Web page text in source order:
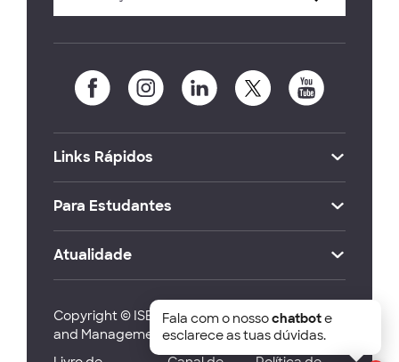
Links Rápidos
Para Estudantes
Atualidade
Copyright © ISEG Lisbon School of Economics
and Management 2026
Fala com o nossochatbote
esclarece as tuas dúvidas.